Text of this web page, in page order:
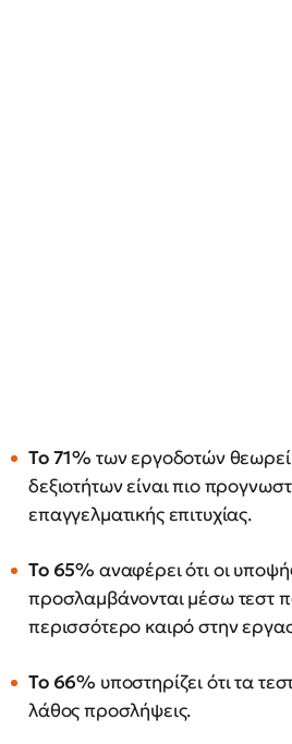
Το 71% των εργοδοτών θεωρεί
δεξιοτήτων είναι πιο
επαγγελματικής επιτυχίας.
Το 65% αναφέρει ότι οι
προσλαμβάνονται μέσω τεστ
περισσότερο καιρό στην
Το 66% υποστηρίζει ότι τα
λάθος προσλήψεις.